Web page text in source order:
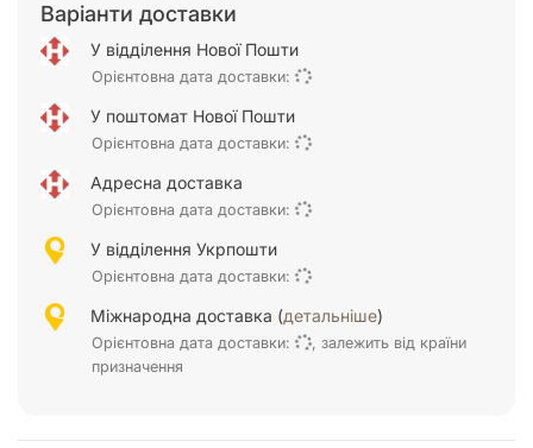
Варіанти доставки
У відділення Нової Пошти
Орієнтовна дата доставки:
У поштомат Нової Пошти
Орієнтовна дата доставки:
Адресна доставка
Орієнтовна дата доставки:
У відділення Укрпошти
Орієнтовна дата доставки:
Міжнародна доставка (детальніше)
Орієнтовна дата доставки:
, залежить від країни
призначення